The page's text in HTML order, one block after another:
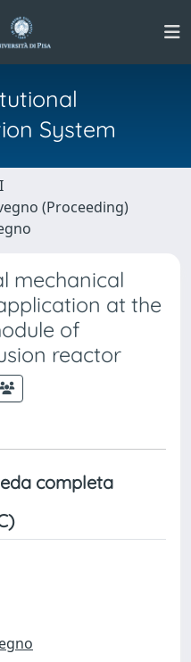
System
(Proceeding)
mechanical
at the
of
reactor
completa